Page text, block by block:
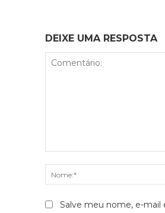
DEIXE UMA RESPOSTA
Salve meu nome, e-mail